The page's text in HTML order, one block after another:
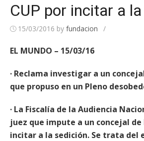
CUP por incitar a
15/03/2016 by fundacion /
EL MUNDO – 15/03/16
· Reclama investigar a un
que propuso en un Pleno
· La Fiscalía de la Audiencia
juez que impute a un concejal de
incitar a la sedición. Se trata del